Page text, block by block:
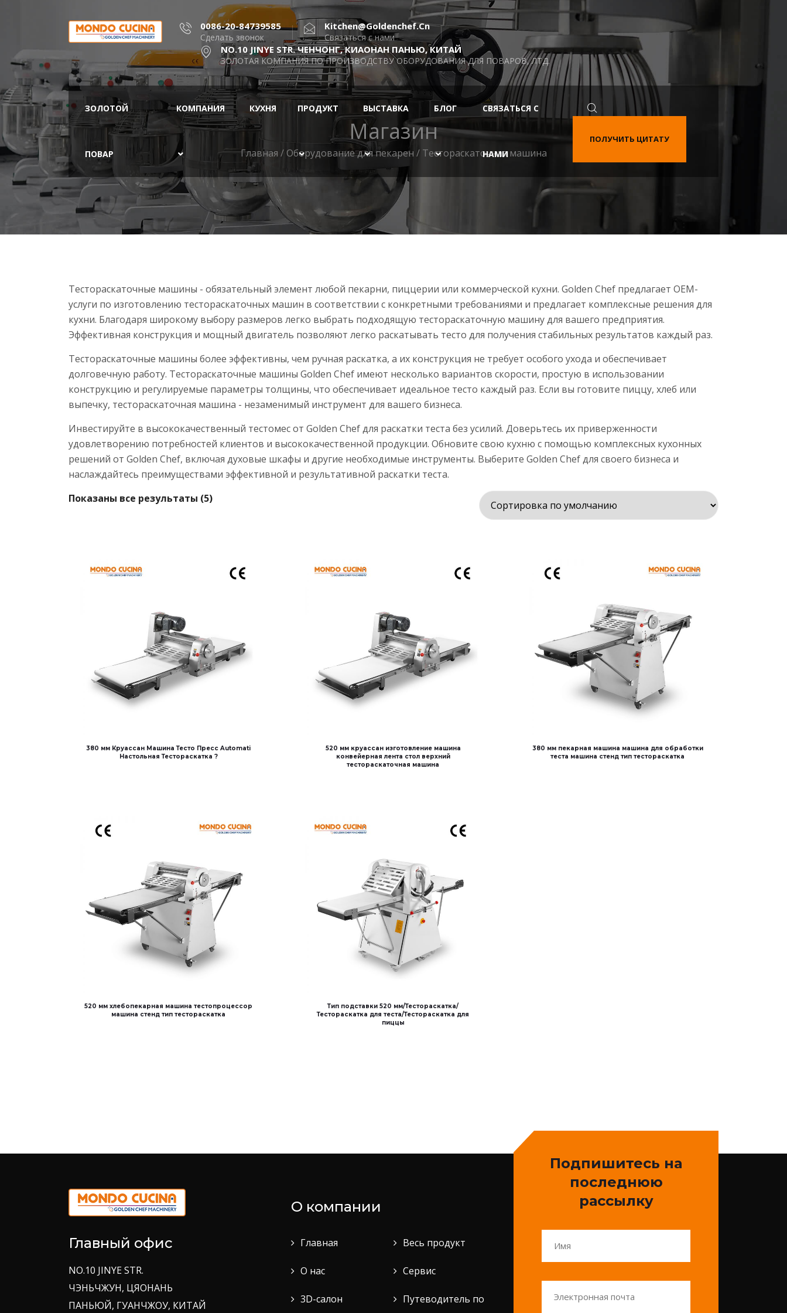
0086-20-84739585
Сделать звонок
Kitchen@goldenchef.cn
Связаться с нами
NO.10 JINYE STR. ЧЕНЧОНГ, КИАОНАН ПАНЬЮ, КИТАЙ
ЗОЛОТАЯ КОМПАНИЯ ПО ПРОИЗВОДСТВУ ОБОРУДОВАНИЯ ДЛЯ ПОВАРОВ, ЛТД.
ЗОЛОТОЙ
ПОВАР
КОМПАНИЯ КУХНЯ ПРОДУКТ ВЫСТАВКА БЛОГ СВЯЗАТЬСЯ С
НАМИ
ПОЛУЧИТЬ ЦИТАТУ
Магазин
Главная /Оборудование для пекарен / Тестораскаточная машина
Тестораскаточные машины - обязательный элемент любой пекарни, пиццерии или коммерческой кухни. Golden Chef предлагает OEM-
услуги по изготовлению тестораскаточных машин в соответствии с конкретными требованиями и предлагает комплексные решения для
кухни. Благодаря широкому выбору размеров легко выбрать подходящую тестораскаточную машину для вашего предприятия.
Эффективная конструкция и мощный двигатель позволяют легко раскатывать тесто для получения стабильных результатов каждый раз.
Тестораскаточные машины более эффективны, чем ручная раскатка, а их конструкция не требует особого ухода и обеспечивает
долговечную работу. Тестораскаточные машины Golden Chef имеют несколько вариантов скорости, простую в использовании
конструкцию и регулируемые параметры толщины, что обеспечивает идеальное тесто каждый раз. Если вы готовите пиццу, хлеб или
выпечку, тестораскаточная машина - незаменимый инструмент для вашего бизнеса.
Инвестируйте в высококачественный тестомес от Golden Chef для раскатки теста без усилий. Доверьтесь их приверженности
удовлетворению потребностей клиентов и высококачественной продукции. Обновите свою кухню с помощью комплексных кухонных
решений от Golden Chef, включая духовые шкафы и другие необходимые инструменты. Выберите Golden Chef для своего бизнеса и
наслаждайтесь преимуществами эффективной и результативной раскатки теста.
Показаны все результаты (5)
380 мм Круассан Машина Тесто Пресс Automati
Настольная Тестораскатка ?
520 мм круассан изготовление машина
конвейерная лента стол верхний
тестораскаточная машина
380 мм пекарная машина машина для обработки
теста машина стенд тип тестораскатка
520 мм хлебопекарная машина тестопроцессор
машина стенд тип тестораскатка
Тип подставки 520 мм/Тестораскатка/
Тестораскатка для теста/Тестораскатка для
пиццы
Главный офис
NO.10 JINYE STR.
ЧЭНЬЧЖУН, ЦЯОНАНЬ
ПАНЬЮЙ, ГУАНЧЖОУ, КИТАЙ
О компании
Главная Весь продукт
О нас Сервис
3D-салон
Путеводитель по
Подпишитесь на
последнюю
рассылку